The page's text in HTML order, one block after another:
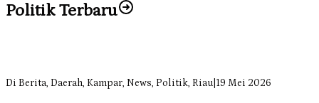
Politik Terbaru
Di Berita, Daerah, Kampar, News, Politik, Riau 19 Mei 2026